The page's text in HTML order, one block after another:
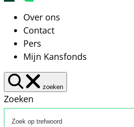
Over ons
Contact
Pers
Mijn Kansfonds
zoeken
Zoeken